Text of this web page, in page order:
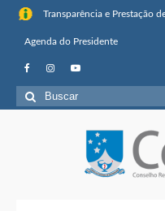
Transparência e Prestação
Agenda do Presidente